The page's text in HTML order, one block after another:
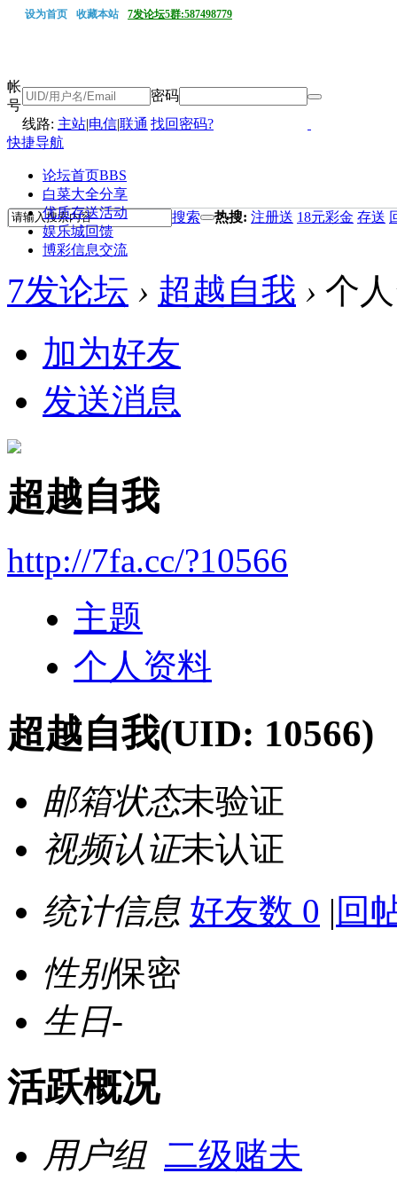
设为首页 收藏本站 7发论坛5群:587498779
帐
号
密码
线路: 主站|电信|联通 找回密码?
快捷导航
论坛首页BBS
白菜大全分享
优质存送活动
娱乐城回馈
博彩信息交流
搜索 热搜: 注册送 18元彩金 存送
7发论坛 › 超越自我 › 个
加为好友
发送消息
超越自我
http://7fa.cc/?10566
主题
个人资料
超越自我(UID: 10566)
邮箱状态未验证
视频认证未认证
统计信息 好友数 0 | 回
性别保密
生日-
活跃概况
用户组 二级赌夫